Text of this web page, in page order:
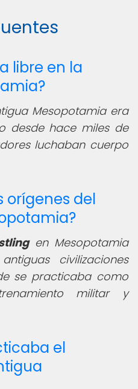
libre en la
Mesopotamia era
desde hace miles de
luchaban cuerpo
orígenes del
en Mesopotamia
civilizaciones
se practicaba como
militar y
el